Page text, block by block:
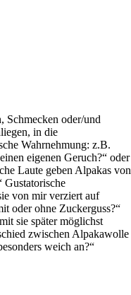
Schmecken oder/und
in die
Wahrnehmung: z.B.
eigenen Geruch?“ oder
Laute geben Alpakas von
Gustatorische
von mir verziert auf
oder ohne Zuckerguss?“
sie später möglichst
zwischen Alpakawolle
weich an?“